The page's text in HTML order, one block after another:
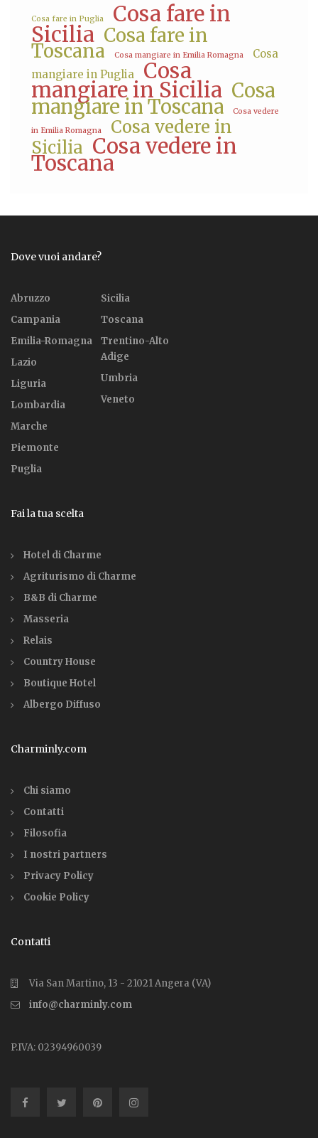
Cosa fare in Puglia Cosa fare in
Sicilia Cosa fare in
Toscana Cosa mangiare in Emilia Romagna
Cosa
mangiare in Puglia
Cosa
mangiare in Sicilia Cosa
mangiare in Toscana Cosa vedere
in Emilia Romagna
Cosa vedere in
Sicilia Cosa vedere in
Toscana
Dove vuoi andare?
Abruzzo
Campania
Emilia-Romagna
Lazio
Liguria
Lombardia
Marche
Piemonte
Puglia
Sicilia
Toscana
Trentino-Alto
Adige
Umbria
Veneto
Fai la tua scelta
Hotel di Charme
Agriturismo di Charme
B&B di Charme
Masseria
Relais
Country House
Boutique Hotel
Albergo Diffuso
Charminly.com
Chi siamo
Contatti
Filosofia
I nostri partners
Privacy Policy
Cookie Policy
Contatti
Via San Martino, 13 - 21021 Angera (VA)
info@charminly.com
P.IVA: 02394960039